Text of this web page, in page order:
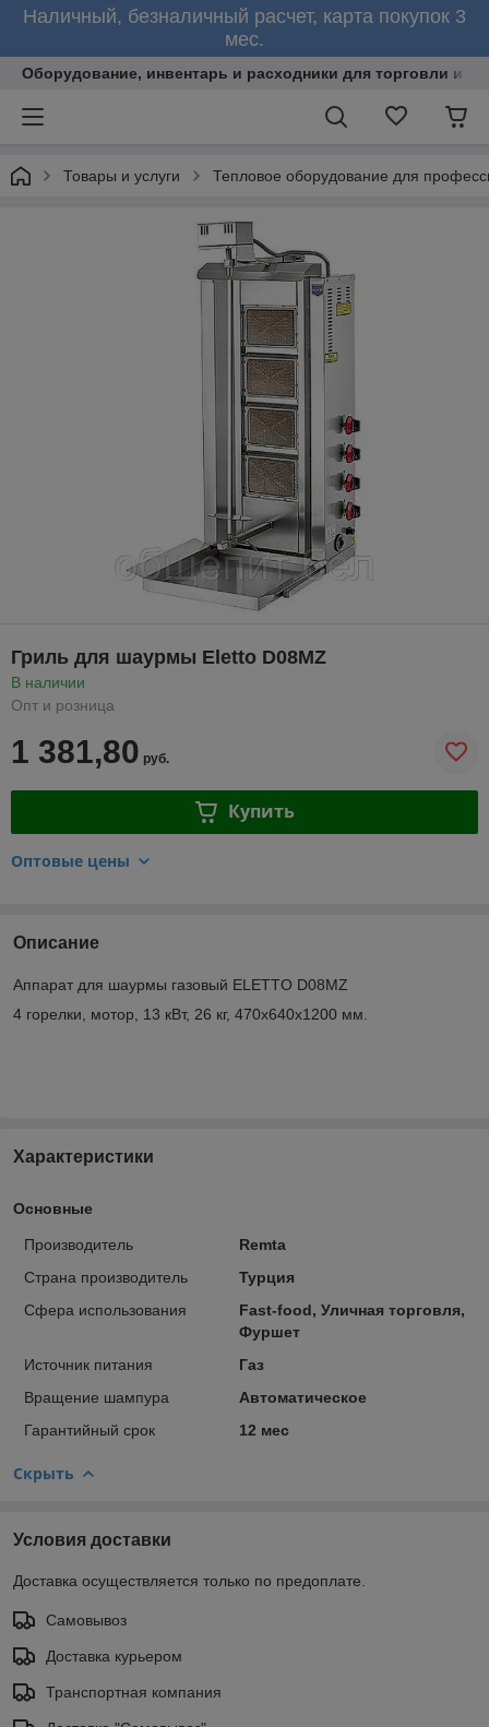
Наличный, безналичный расчет, карта покупок 3
мес.
Оборудование, инвентарь и расходники для торговли и
Товары и услуги Тепловое оборудование для
Гриль для шаурмы Eletto D08MZ
В наличии
Опт и розница
1 381,80 руб.
Купить
Оптовые цены
Описание
Аппарат для шаурмы газовый ELETTO D08MZ
4 горелки, мотор, 13 кВт, 26 кг, 470х640х1200 мм.
Характеристики
Основные
Производитель
Remta
Страна производитель
Турция
Сфера использования
Fast-food, Уличная торговля,
Фуршет
Источник питания
Газ
Вращение шампура
Автоматическое
Гарантийный срок
12 мес
Скрыть
Условия доставки
Доставка осуществляется только по предоплате.
Самовывоз
Доставка курьером
Транспортная компания